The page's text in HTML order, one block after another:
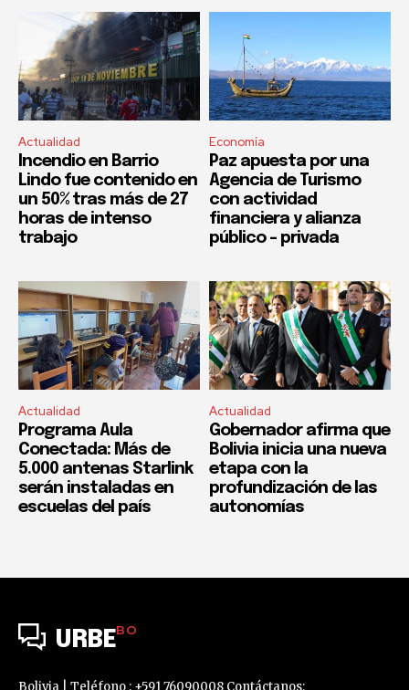
Actualidad
Incendio en Barrio
Lindo fue contenido en
un 50% tras más de 27
horas de intenso
trabajo
Economía
Paz apuesta por una
Agencia de Turismo
con actividad
financiera y alianza
público – privada
Actualidad
Programa Aula
Conectada: Más de
5.000 antenas Starlink
serán instaladas en
escuelas del país
Actualidad
Gobernador afirma que
Bolivia inicia una nueva
etapa con la
profundización de las
autonomías
URBEBO